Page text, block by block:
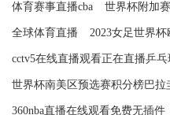
体育赛事直播cba 世界杯附加赛
全球体育直播 2023女足世界
cctv5在线直播观看正在直播乒
世界杯南美区预选赛积分榜巴拉
360nba直播在线观看免费无插件